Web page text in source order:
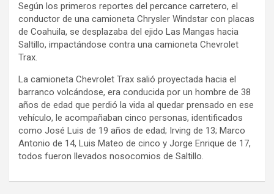
Según los primeros reportes del percance carretero, el
conductor de una camioneta Chrysler Windstar con placas
de Coahuila, se desplazaba del ejido Las Mangas hacia
Saltillo, impactándose contra una camioneta Chevrolet
Trax.
La camioneta Chevrolet Trax salió proyectada hacia el
barranco volcándose, era conducida por un hombre de 38
años de edad que perdió la vida al quedar prensado en ese
vehículo, le acompañaban cinco personas, identificados
como José Luis de 19 años de edad; Irving de 13; Marco
Antonio de 14, Luis Mateo de cinco y Jorge Enrique de 17,
todos fueron llevados nosocomios de Saltillo.